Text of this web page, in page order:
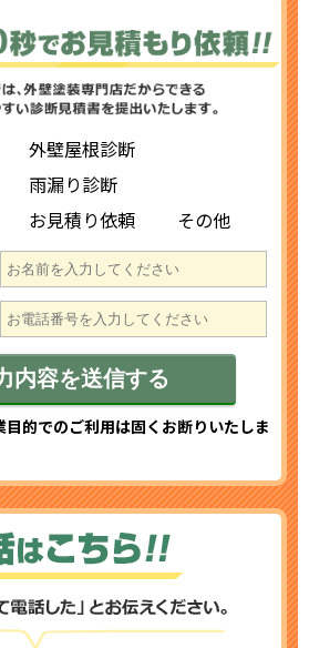
外壁屋根診断
雨漏り診断
お見積り依頼
その他
的でのご利用は固くお断りいたしま